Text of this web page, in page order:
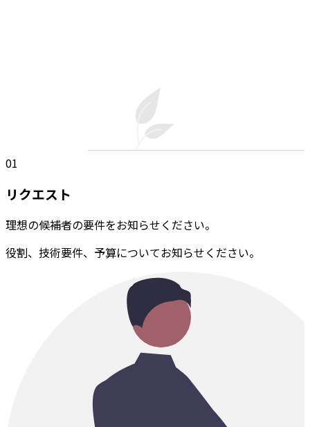
01
リクエスト
理想の候補者の要件をお知らせください。
役割、技術要件、予算についてお知らせください。